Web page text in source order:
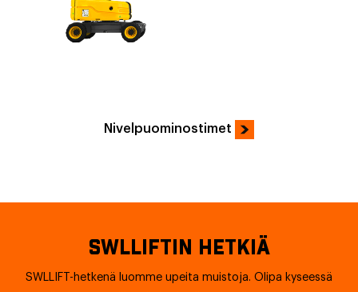
Nivelpuominostimet
SWLLIFTIN HETKIÄ
SWLLIFT-hetkenä luomme upeita muistoja. Olipa kyseessä